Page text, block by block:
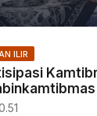
ILIR
Batu,